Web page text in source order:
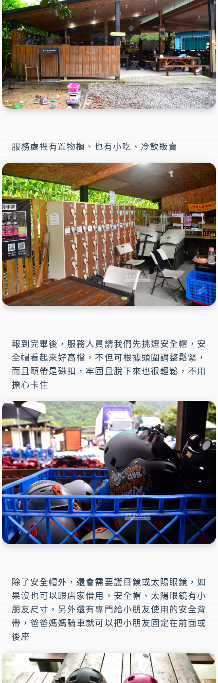
服務處裡有置物櫃、也有小吃、冷飲販賣
報到完畢後，服務人員請我們先挑選安全帽，安
全帽看起來好高檔，不但可根據頭圍調整鬆緊，
而且頤帶是磁扣，牢固且脫下來也很輕鬆，不用
擔心卡住
除了安全帽外，還會需要護目鏡或太陽眼鏡，如
果沒也可以跟店家借用，安全帽、太陽眼鏡有小
朋友尺寸，另外還有專門給小朋友使用的安全背
帶，爸爸媽媽騎車就可以把小朋友固定在前面或
後座